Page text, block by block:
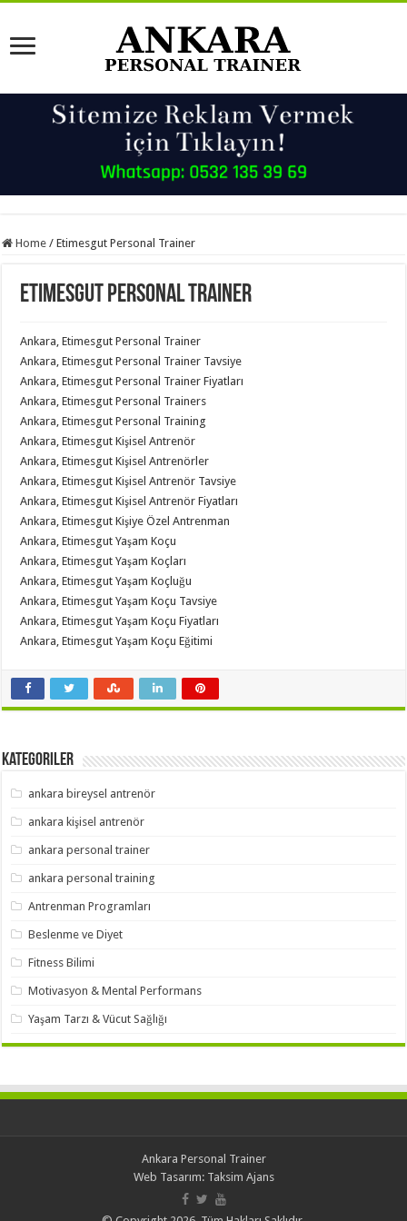
Home / Etimesgut Personal Trainer
Etimesgut Personal Trainer
Ankara, Etimesgut Personal Trainer
Ankara, Etimesgut Personal Trainer Tavsiye
Ankara, Etimesgut Personal Trainer Fiyatları
Ankara, Etimesgut Personal Trainers
Ankara, Etimesgut Personal Training
Ankara, Etimesgut Kişisel Antrenör
Ankara, Etimesgut Kişisel Antrenörler
Ankara, Etimesgut Kişisel Antrenör Tavsiye
Ankara, Etimesgut Kişisel Antrenör Fiyatları
Ankara, Etimesgut Kişiye Özel Antrenman
Ankara, Etimesgut Yaşam Koçu
Ankara, Etimesgut Yaşam Koçları
Ankara, Etimesgut Yaşam Koçluğu
Ankara, Etimesgut Yaşam Koçu Tavsiye
Ankara, Etimesgut Yaşam Koçu Fiyatları
Ankara, Etimesgut Yaşam Koçu Eğitimi
Kategoriler
ankara bireysel antrenör
ankara kişisel antrenör
ankara personal trainer
ankara personal training
Antrenman Programları
Beslenme ve Diyet
Fitness Bilimi
Motivasyon & Mental Performans
Yaşam Tarzı & Vücut Sağlığı
Ankara Personal Trainer
Web Tasarım: Taksim Ajans